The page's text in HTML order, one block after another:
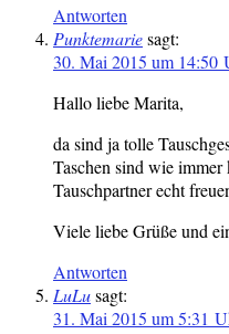
Antworten
Punktemariesagt:
30. Mai 2015 um 14:50
Hallo liebe Marita,
da sind ja tolle
Taschen sind wie
Tauschpartner echt
Viele liebe Grüße und
Antworten
LuLusagt:
31. Mai 2015 um 5:31